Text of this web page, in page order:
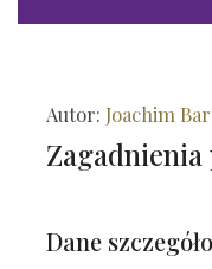
Autor: Joachim
Dane